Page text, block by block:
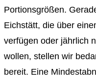
Portionsgrößen.
Eichstätt, die über
verfügen oder jährlich
wollen, stellen wir
bereit. Eine